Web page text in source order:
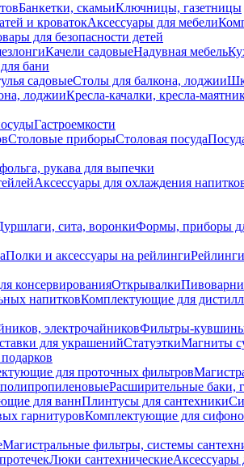
Банкетки, скамьиКлючницы, газетницы
и кроватокАксессуары для мебели
для безопасности детей
Качели садовыеНадувная мебель
бани
садовыеСтолы для балкона, лоджии
лоджииКресла-качалки, кресла-
Гастроемкости
Столовые приборыСтоловая посуда
рукава для выпечки
Аксессуары для охлаждения
сита, воронкиФормы, приборы
Полки и аксессуары на рейлинги
консервированияОткрывалкиПивоварни
напитковКомплектующие для
электрочайниковФильтры-
для украшенийСтатуэткиМагниты
для проточных фильтров
Расширительные баки,
для ваннПлинтусы для сантехники
гарнитуровКомплектующие для
Магистральные фильтры, системы
Люки сантехническиеАксессуары